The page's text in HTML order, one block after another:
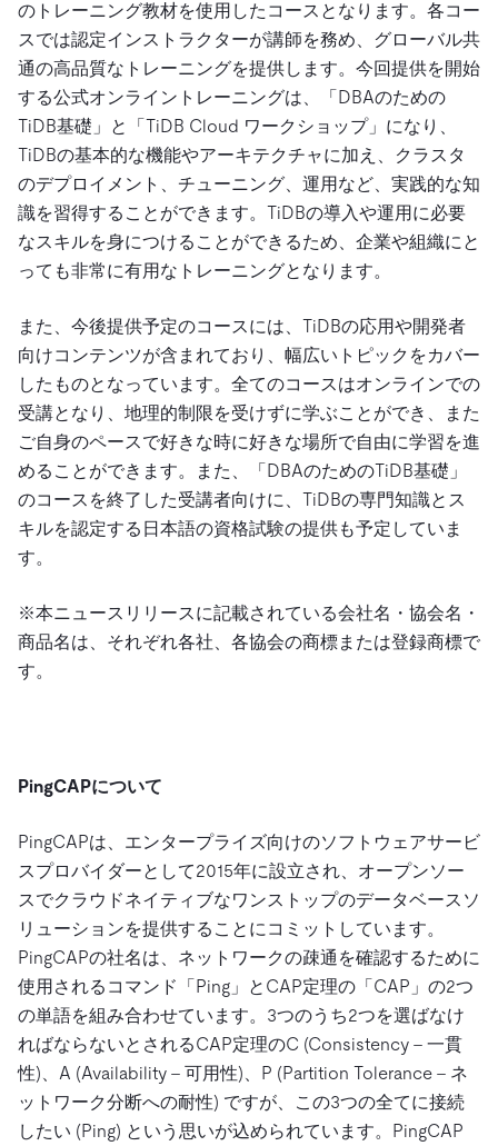
のトレーニング教材を使用したコースとなります。各コー
スでは認定インストラクターが講師を務め、グローバル共
通の高品質なトレーニングを提供します。今回提供を開始
する公式オンライントレーニングは、「DBAのための
TiDB基礎」と「TiDB Cloud ワークショップ」になり、
TiDBの基本的な機能やアーキテクチャに加え、クラスタ
のデプロイメント、チューニング、運用など、実践的な知
識を習得することができます。TiDBの導入や運用に必要
なスキルを身につけることができるため、企業や組織にと
っても非常に有用なトレーニングとなります。
また、今後提供予定のコースには、TiDBの応用や開発者
向けコンテンツが含まれており、幅広いトピックをカバー
したものとなっています。全てのコースはオンラインでの
受講となり、地理的制限を受けずに学ぶことができ、また
ご自身のペースで好きな時に好きな場所で自由に学習を進
めることができます。また、「DBAのためのTiDB基礎」
のコースを終了した受講者向けに、TiDBの専門知識とス
キルを認定する日本語の資格試験の提供も予定していま
す。
※本ニュースリリースに記載されている会社名・協会名・
商品名は、それぞれ各社、各協会の商標または登録商標で
す。
PingCAPについて
PingCAPは、エンタープライズ向けのソフトウェアサービ
スプロバイダーとして2015年に設立され、オープンソー
スでクラウドネイティブなワンストップのデータベースソ
リューションを提供することにコミットしています。
PingCAPの社名は、ネットワークの疎通を確認するために
使用されるコマンド「Ping」とCAP定理の「CAP」の2つ
の単語を組み合わせています。3つのうち2つを選ばなけ
ればならないとされるCAP定理のC (Consistency – 一貫
性)、A (Availability – 可用性)、P (Partition Tolerance – ネ
ットワーク分断への耐性) ですが、この3つの全てに接続
したい (Ping) という思いが込められています。PingCAP